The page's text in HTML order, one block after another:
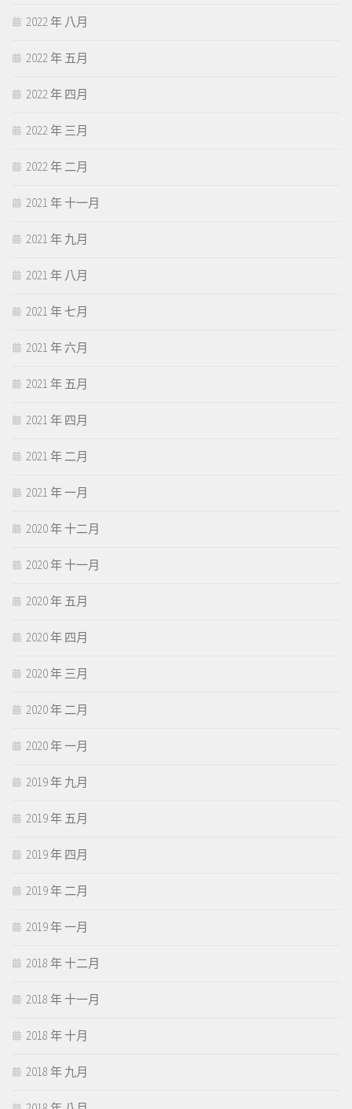
2022 年 八月
2022 年 五月
2022 年 四月
2022 年 三月
2022 年 二月
2021 年 十一月
2021 年 九月
2021 年 八月
2021 年 七月
2021 年 六月
2021 年 五月
2021 年 四月
2021 年 二月
2021 年 一月
2020 年 十二月
2020 年 十一月
2020 年 五月
2020 年 四月
2020 年 三月
2020 年 二月
2020 年 一月
2019 年 九月
2019 年 五月
2019 年 四月
2019 年 二月
2019 年 一月
2018 年 十二月
2018 年 十一月
2018 年 十月
2018 年 九月